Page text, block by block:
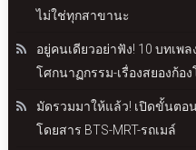
ไม่ใช่ทุกสาขานะ
อยู่คนเดียวอย่าฟัง! 10 บทเพ
โศกนาฏกรรม-เรื่องสยองก้อง
มัดรวมมาให้แล้ว! เปิดขั้นตอ
โดยสาร BTS-MRT-รถเมล์